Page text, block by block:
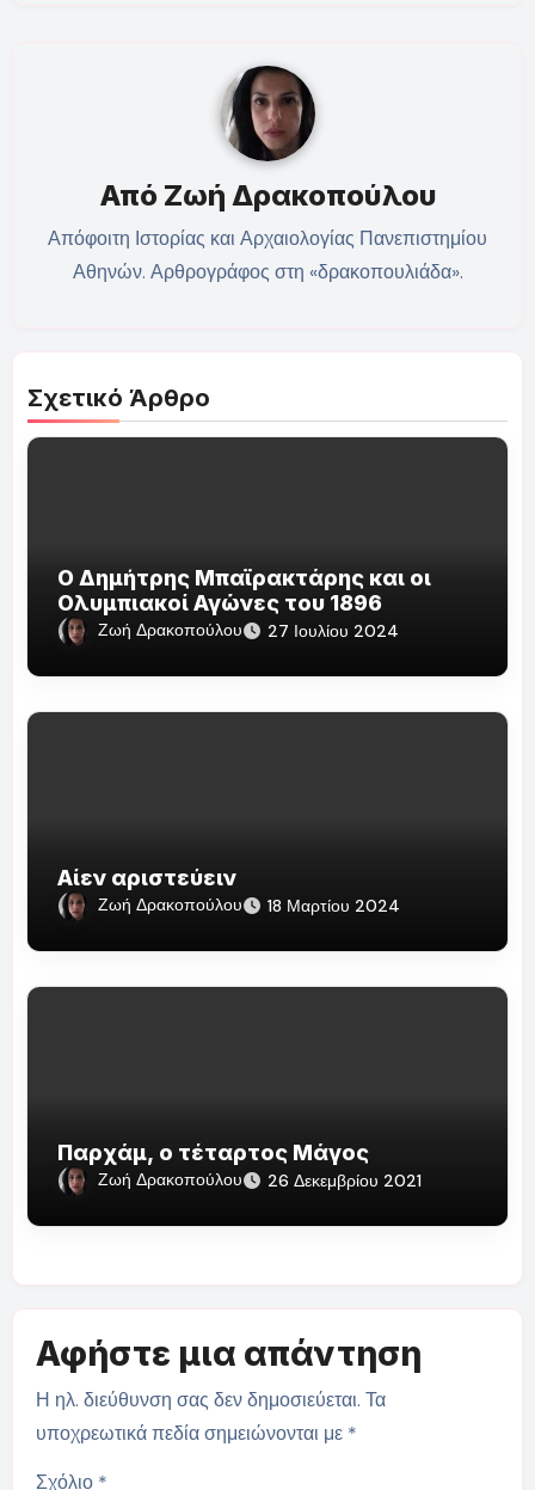
Από Ζωή Δρακοπούλου
Απόφοιτη Ιστορίας και Αρχαιολογίας Πανεπιστημίου
Αθηνών. Αρθρογράφος στη «δρακοπουλιάδα».
Σχετικό Άρθρο
Ο Δημήτρης Μπαϊρακτάρης και οι
Ολυμπιακοί Αγώνες του 1896
Ζωή Δρακοπούλου 27 Ιουλίου 2024
Αίεν αριστεύειν
Ζωή Δρακοπούλου 18 Μαρτίου 2024
Παρχάμ, ο τέταρτος Μάγος
Ζωή Δρακοπούλου 26 Δεκεμβρίου 2021
Αφήστε μια απάντηση
Η ηλ. διεύθυνση σας δεν δημοσιεύεται. Τα
υποχρεωτικά πεδία σημειώνονται με *
Σχόλιο *